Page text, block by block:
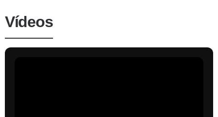
Vídeos